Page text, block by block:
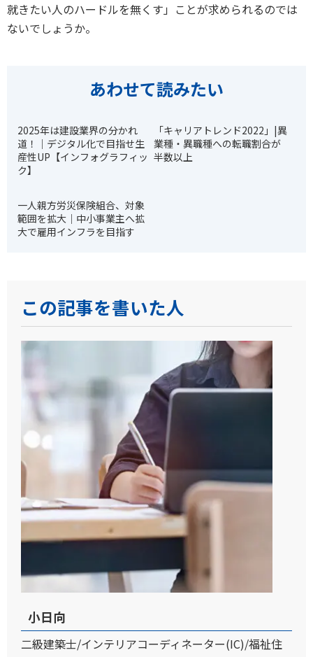
就きたい人のハードルを無くす」ことが求められるのでは
ないでしょうか。
あわせて読みたい
2025年は建設業界の分かれ
道！｜デジタル化で目指せ生
産性UP【インフォグラフィッ
ク】
「キャリアトレンド2022」|異
業種・異職種への転職割合が
半数以上
一人親方労災保険組合、対象
範囲を拡大｜中小事業主へ拡
大で雇用インフラを目指す
この記事を書いた人
小日向
二級建築士/インテリアコーディネーター(IC)/福祉住